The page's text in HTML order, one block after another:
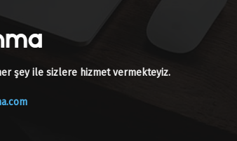
şey ile sizlere hizmet vermekteyiz.